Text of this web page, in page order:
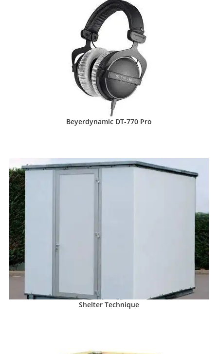
Beyerdynamic DT-770 Pro
Shelter Technique